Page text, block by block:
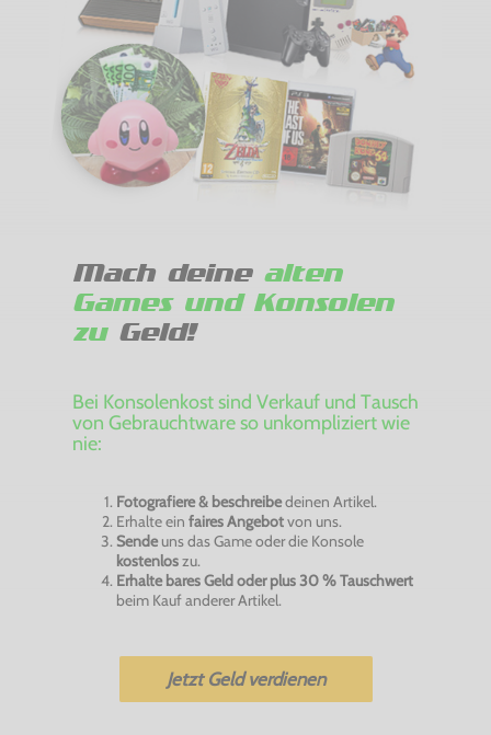
Mach deine alten
Games und Konsolen
zuGeld!
Bei Konsolenkost sind Verkauf und Tausch
von Gebrauchtware so unkompliziert wie
nie:
Fotografiere & beschreibedeinen Artikel.
Erhalte ein faires Angebotvon uns.
Sendeuns das Game oder die Konsole
kostenloszu.
Erhalte bares Geld oder plus 30 % Tauschwert
beim Kauf anderer Artikel.
Jetzt Geld verdienen